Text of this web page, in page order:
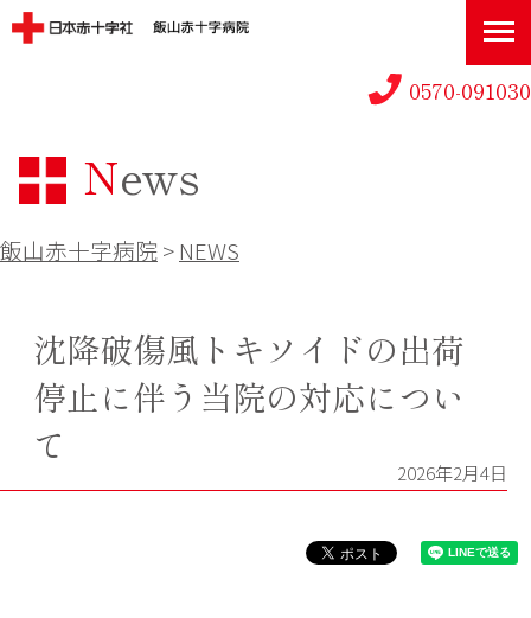
0570-091030
News
飯山赤十字病院>NEWS
沈降破傷風トキソイドの出荷
停止に伴う当院の対応につい
て
2026年2月4日